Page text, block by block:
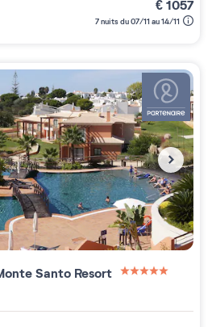
€1057
7 nuits du 07/11 au 14/11
Santo Resort